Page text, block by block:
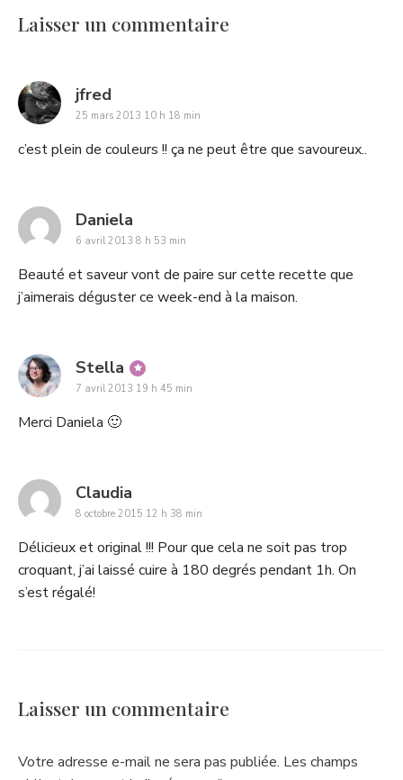
Laisser un commentaire
jfred
25 mars 2013 10 h 18 min
c’est plein de couleurs !! ça ne peut être que savoureux..
Daniela
6 avril 2013 8 h 53 min
Beauté et saveur vont de paire sur cette recette que
j’aimerais déguster ce week-end à la maison.
Stella says:
7 avril 2013 19 h 45 min
Merci Daniela 🙂
Claudia
8 octobre 2015 12 h 38 min
Délicieux et original !!! Pour que cela ne soit pas trop
croquant, j’ai laissé cuire à 180 degrés pendant 1h. On
s’est régalé!
Laisser un commentaire
Votre adresse e-mail ne sera pas publiée. Les champs